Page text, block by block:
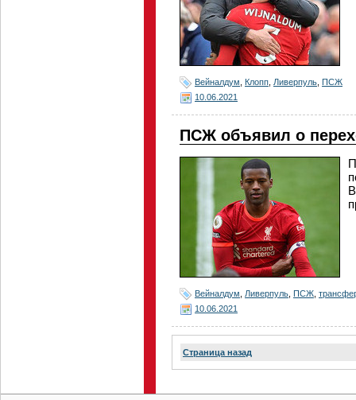
Вейналдум Клопп Ливерпуль ПСЖ
10.06.2021
ПСЖ объявил о
Вейналдум Ливерпуль ПСЖ
10.06.2021
Страница назад